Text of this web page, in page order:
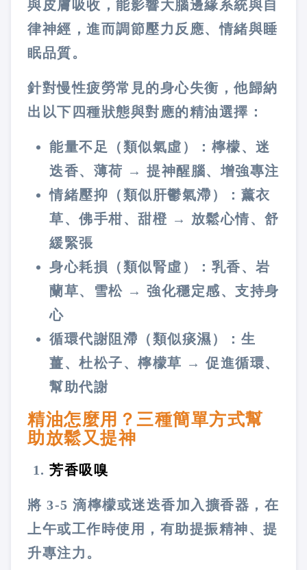
與皮膚吸收，能影響大腦邊緣系統與自
律神經，進而調節壓力反應、情緒與睡
眠品質。
針對慢性疲勞常見的身心失衡，他歸納
出以下四種狀態與對應的精油選擇：
能量不足（類似氣虛）：檸檬、迷
迭香、薄荷 → 提神醒腦、增強專注
情緒壓抑（類似肝鬱氣滯）：薰衣
草、佛手柑、甜橙 → 放鬆心情、舒
緩緊張
身心耗損（類似腎虛）：乳香、岩
蘭草、雪松 → 強化穩定感、支持身
心
循環代謝阻滯（類似痰濕）：生
薑、杜松子、檸檬草 → 促進循環、
幫助代謝
精油怎麼用？三種簡單方式幫
助放鬆又提神
芳香吸嗅
將 3-5 滴檸檬或迷迭香加入擴香器，在
上午或工作時使用，有助提振精神、提
升專注力。